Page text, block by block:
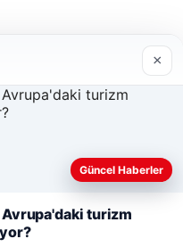
iyi anlayabilmek,
×
Güncel Haberler
turizm